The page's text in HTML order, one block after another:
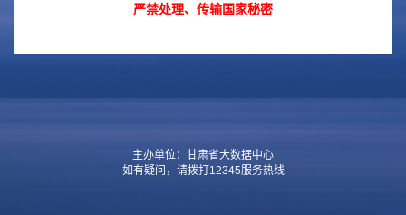
严禁处理、传输国家秘密
主办单位：甘肃省大数据中心
如有疑问，请拨打12345服务热线